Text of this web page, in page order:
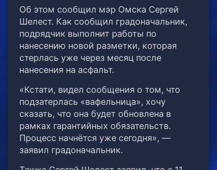
Об этом сообщил мэр Омска Сергей
Шелест. Как сообщил градоначальник,
подрядчик выполнит работы по
нанесению новой разметки, которая
стерлась уже через месяц после
нанесения на асфальт.
«Кстати, видел сообщения о том, что
подзатерлась «вафельница», хочу
сказать, что она будет обновлена в
рамках гарантийных обязательств.
Процесс начнётся уже сегодня», —
заявил градоначальник.